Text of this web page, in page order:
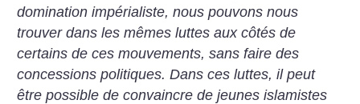
domination impérialiste, nous pouvons nous
trouver dans les mêmes luttes aux côtés de
certains de ces mouvements, sans faire des
concessions politiques. Dans ces luttes, il peut
être possible de convaincre de jeunes islamistes